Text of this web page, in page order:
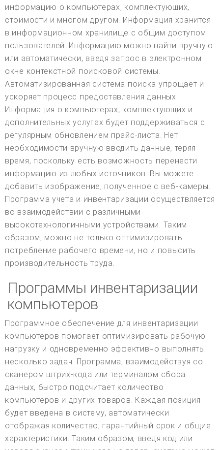
информацию о компьютерах, комплектующих,
стоимости и многом другом. Информация хранится
в информационном хранилище с общим доступом
пользователей. Информацию можно найти вручную
или автоматически, введя запрос в электронном
окне контекстной поисковой системы.
Автоматизированная система поиска упрощает и
ускоряет процесс предоставления данных.
Информация о компьютерах, комплектующих и
дополнительных услугах будет поддерживаться с
регулярным обновлением прайс-листа. Нет
необходимости вручную вводить данные, теряя
время, поскольку есть возможность перенести
информацию из любых источников. Вы можете
добавить изображение, полученное с веб-камеры.
Программа учета и инвентаризации осуществляется
во взаимодействии с различными
высокотехнологичными устройствами. Таким
образом, можно не только оптимизировать
потребление рабочего времени, но и повысить
производительность труда.
Программы инвентаризации
компьютеров
Программное обеспечение для инвентаризации
компьютеров помогает оптимизировать рабочую
нагрузку и одновременно эффективно выполнять
несколько задач. Программа, взаимодействуя со
сканером штрих-кода или терминалом сбора
данных, быстро подсчитает количество
компьютеров и других товаров. Каждая позиция
будет введена в систему, автоматически
отображая количество, гарантийный срок и общие
характеристики. Таким образом, введя код или